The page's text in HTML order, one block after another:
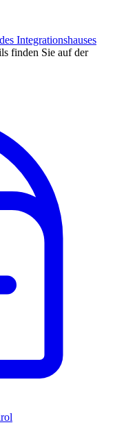
Integrationshauses
finden Sie auf der